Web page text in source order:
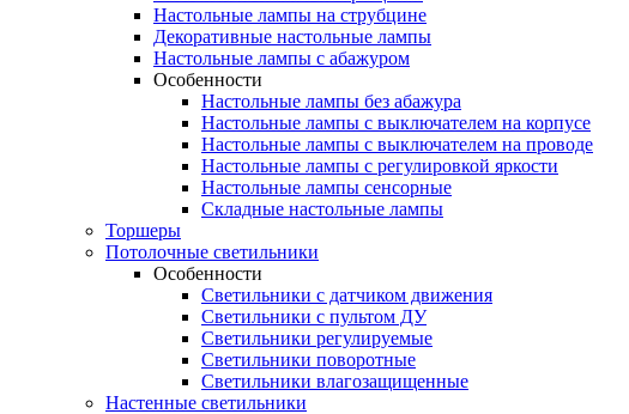
Настольные лампы на струбцине
Декоративные настольные лампы
Настольные лампы с абажуром
Особенности
Настольные лампы без абажура
Настольные лампы с выключателем на корпусе
Настольные лампы с выключателем на проводе
Настольные лампы с регулировкой яркости
Настольные лампы сенсорные
Складные настольные лампы
Торшеры
Потолочные светильники
Особенности
Светильники с датчиком движения
Светильники с пультом ДУ
Светильники регулируемые
Светильники поворотные
Светильники влагозащищенные
Настенные светильники